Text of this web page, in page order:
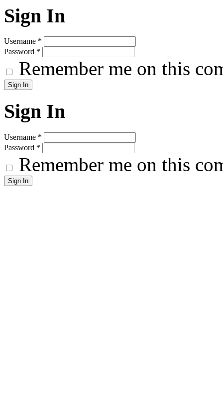
Sign In
Username *
Password *
Remember me on this
Sign In
Username *
Password *
Remember me on this